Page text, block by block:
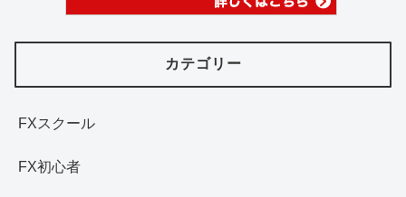
カテゴリー
FXスクール
FX初心者